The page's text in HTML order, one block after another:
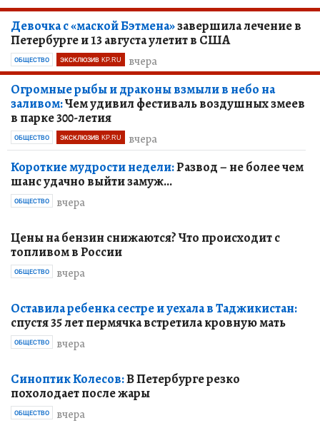
Девочка с «маской Бэтмена»завершила лечение в
Петербурге и 13 августа улетит в США
вчера
ОБЩЕСТВО ЭКСКЛЮЗИВ KP.RU
Огромные рыбы и драконы взмыли в небо на
заливом:Чем удивил фестиваль воздушных змеев
в парке 300-летия
вчера
ОБЩЕСТВО ЭКСКЛЮЗИВ KP.RU
Короткие мудрости недели:Развод – не более чем
шанс удачно выйти замуж...
вчера
ОБЩЕСТВО
Цены на бензин снижаются? Что происходит с
топливом в России
вчера
ОБЩЕСТВО
Оставила ребенка сестре и уехала в Таджикистан:
спустя 35 лет пермячка встретила кровную мать
вчера
ОБЩЕСТВО
Синоптик Колесов:В Петербурге резко
похолодает после жары
вчера
ОБЩЕСТВО